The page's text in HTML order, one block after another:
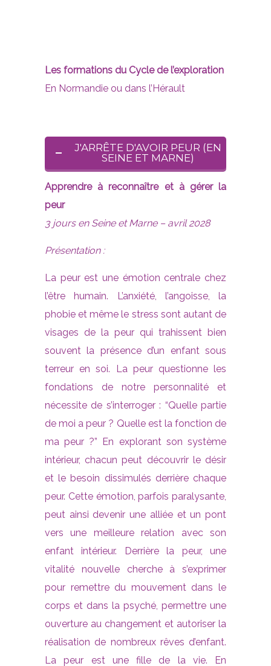
Les formations du Cycle de l’exploration
En Normandie ou dans l’Hérault
J'ARRÊTE D'AVOIR PEUR (EN
SEINE ET MARNE)
Apprendre à reconnaître et à gérer la
peur
3 jours en Seine et Marne – avril 2028
Présentation :
La peur est une émotion centrale chez
l’être humain. L’anxiété, l’angoisse, la
phobie et même le stress sont autant de
visages de la peur qui trahissent bien
souvent la présence d’un enfant sous
terreur en soi. La peur questionne les
fondations de notre personnalité et
nécessite de s’interroger : “Quelle partie
de moi a peur ? Quelle est la fonction de
ma peur ?” En explorant son système
intérieur, chacun peut découvrir le désir
et le besoin dissimulés derrière chaque
peur. Cette émotion, parfois paralysante,
peut ainsi devenir une alliée et un pont
vers une meilleure relation avec son
enfant intérieur. Derrière la peur, une
vitalité nouvelle cherche à s’exprimer
pour remettre du mouvement dans le
corps et dans la psyché, permettre une
ouverture au changement et autoriser la
réalisation de nombreux rêves d’enfant.
La peur est une fille de la vie. En